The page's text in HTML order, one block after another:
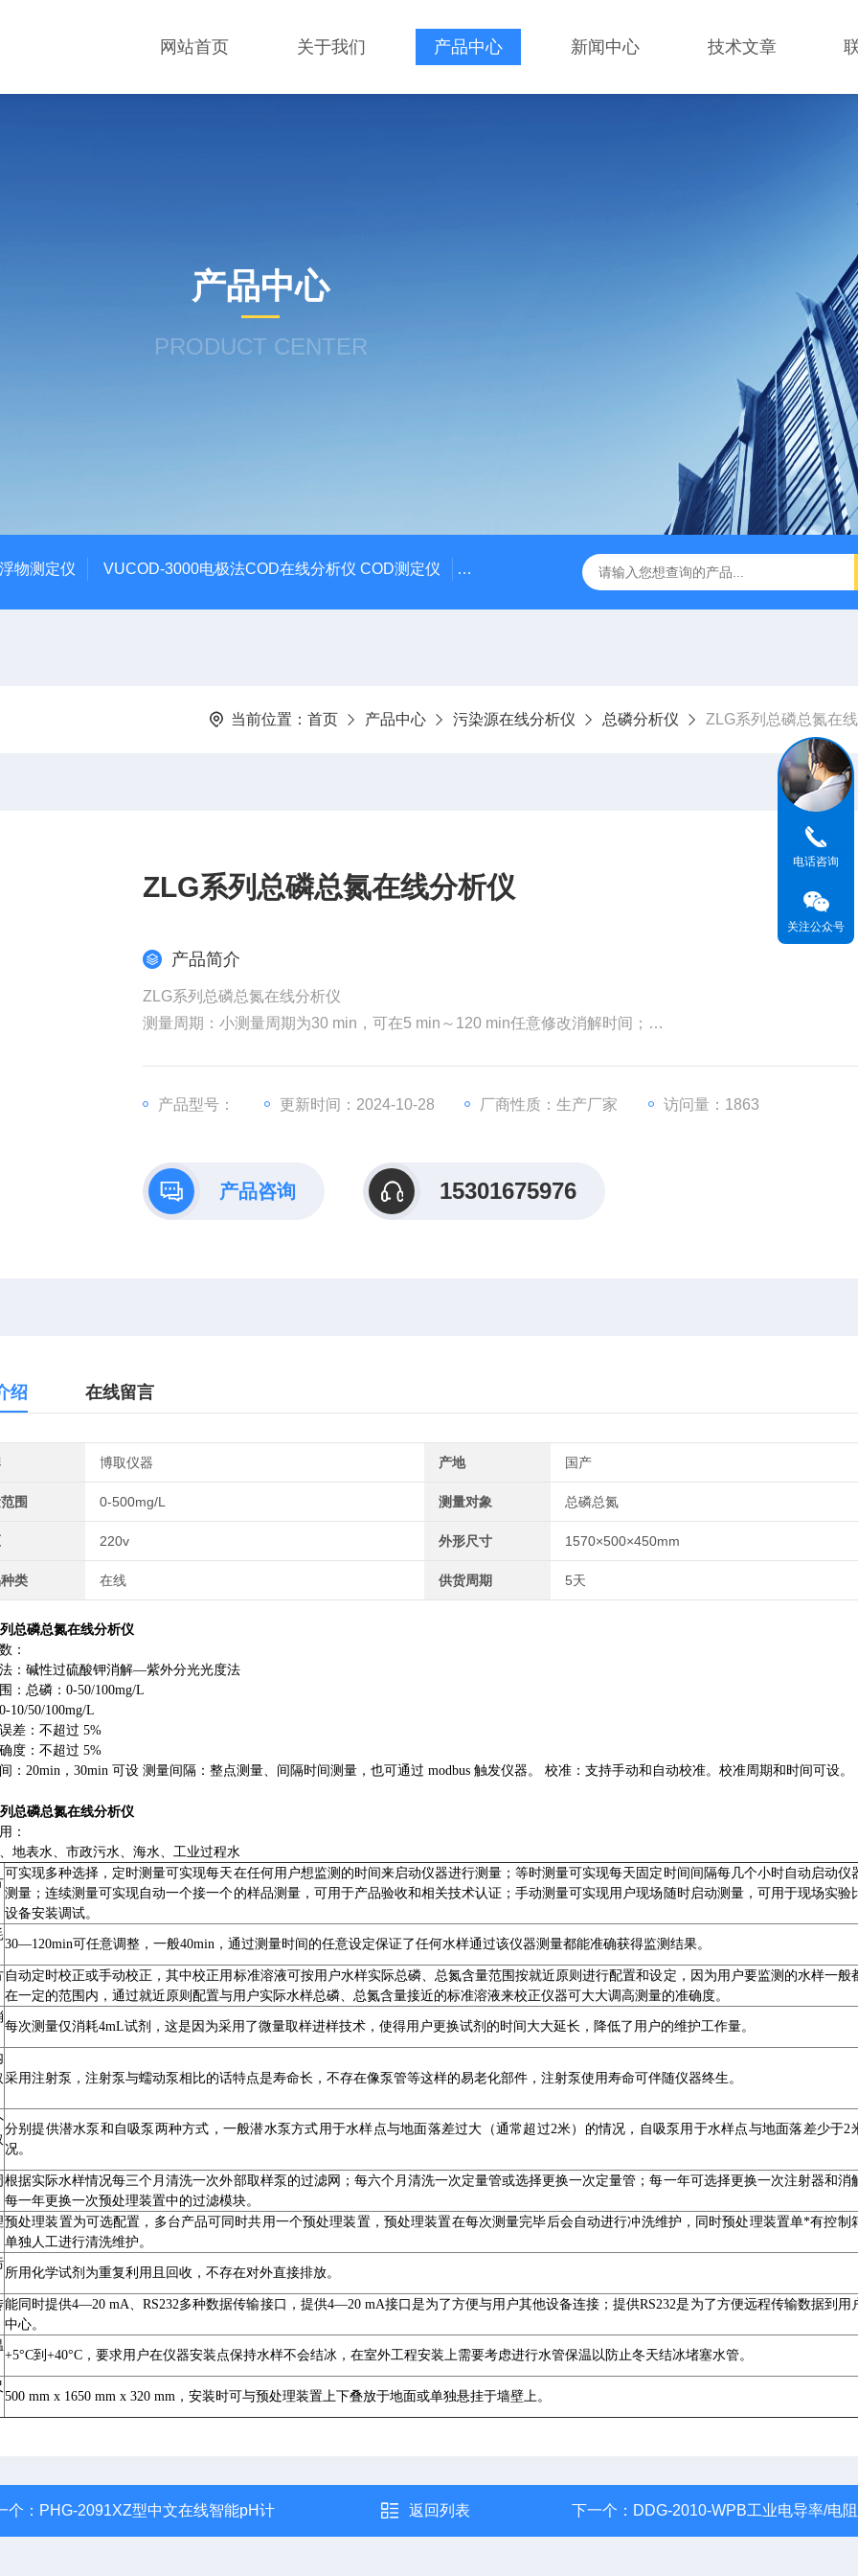
网站首页 关于我们 产品中心 新闻中心 技术文章
产品中心
PRODUCT CENTER
物测定仪 VUCOD-3000电极法COD在线分析仪 COD测定仪 DDG-2090AX耐高温耐压工业电导率仪 在线电导仪
当前位置： 首页 产品中心 污染源在线分析仪 总磷分析仪 ZLG系列总磷总氮在
ZLG系列总磷总氮在线分析仪
产品简介
ZLG系列总磷总氮在线分析仪
测量周期：小测量周期为30 min，可在5 min～120 min任意修改消解时间；
维护周期：一般每月一次，每次约30 min；
产品型号： 更新时间：2024-10-28 厂商性质：生产厂家 访问量：1863
产品咨询 15301675976
绍 在线留言
博取仪器 产地 国产
围 0-500mg/L 测量对象 总磷总氮
220v 外形尺寸 1570×500×450mm
类 在线 供货周期 5天
总磷总氮在线分析仪
：
：碱性过硫酸钾消解—紫外分光光度法
：总磷：0-50/100mg/L
10/50/100mg/L
差：不超过 5%
度：不超过 5%
：20min，30min 可设 测量间隔：整点测量、间隔时间测量，也可通过 modbus 触发仪器。 校准：支持手动和自动校准。校准周期和时间可设。
总磷总氮在线分析仪
：
地表水、市政污水、海水、工业过程水
可实现多种选择，定时测量可实现每天在任何用户想监测的时间来启动仪器进行测量；等时测量可实现每天固定时间间隔每几个小时自动启动仪
测量；连续测量可实现自动一个接一个的样品测量，可用于产品验收和相关技术认证；手动测量可实现用户现场随时启动测量，可用于现场实验
设备安装调试。
30—120min可任意调整，一般40min，通过测量时间的任意设定保证了任何水样通过该仪器测量都能准确获得监测结果。
自动定时校正或手动校正，其中校正用标准溶液可按用户水样实际总磷、总氮含量范围按就近原则进行配置和设定，因为用户要监测的水样一般
在一定的范围内，通过就近原则配置与用户实际水样总磷、总氮含量接近的标准溶液来校正仪器可大大调高测量的准确度。
每次测量仅消耗4mL试剂，这是因为采用了微量取样进样技术，使得用户更换试剂的时间大大延长，降低了用户的维护工作量。
采用注射泵，注射泵与蠕动泵相比的话特点是寿命长，不存在像泵管等这样的易老化部件，注射泵使用寿命可伴随仪器终生。
分别提供潜水泵和自吸泵两种方式，一般潜水泵方式用于水样点与地面落差过大（通常超过2米）的情况，自吸泵用于水样点与地面落差少于2
况。
根据实际水样情况每三个月清洗一次外部取样泵的过滤网；每六个月清洗一次定量管或选择更换一次定量管；每一年可选择更换一次注射器和消
每一年更换一次预处理装置中的过滤模块。
预处理装置为可选配置，多台产品可同时共用一个预处理装置，预处理装置在每次测量完毕后会自动进行冲洗维护，同时预处理装置单*有控制
单独人工进行清洗维护。
所用化学试剂为重复利用且回收，不存在对外直接排放。
能同时提供4—20 mA、RS232多种数据传输接口，提供4—20 mA接口是为了方便与用户其他设备连接；提供RS232是为了方便远程传输数据到用
中心。
+5°C到+40°C，要求用户在仪器安装点保持水样不会结冰，在室外工程安装上需要考虑进行水管保温以防止冬天结冰堵塞水管。
500 mm x 1650 mm x 320 mm，安装时可与预处理装置上下叠放于地面或单独悬挂于墙壁上。
个： PHG-2091XZ型中文在线智能pH计 返回列表 下一个： DDG-2010-WPB工业电导率/电
电话咨询
关注公众号